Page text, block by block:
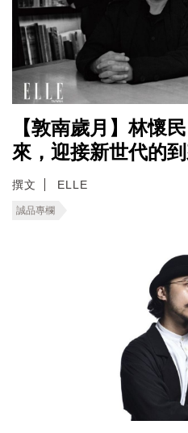
【敦南歲月】林懷
來，迎接新世代的到
撰文 ELLE
誠品專欄